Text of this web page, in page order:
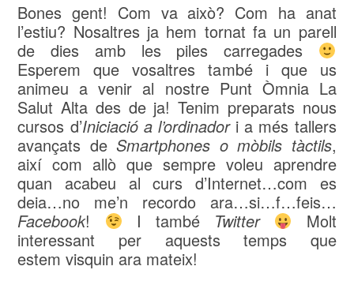
Bones gent! Com va això? Com ha anat
l’estiu? Nosaltres ja hem tornat fa un parell
de dies amb les piles carregades
Esperem que vosaltres també i que us
animeu a venir al nostre Punt Òmnia La
Salut Alta des de ja! Tenim preparats nous
cursos d’Iniciació a l’ordinadori a més tallers
avançats deSmartphones o mòbils tàctils,
així com allò que sempre voleu aprendre
quan acabeu al curs d’Internet…com es
deia…no me’n recordo ara…si…f…feis…
Facebook! I també Twitter
Molt
interessant per aquests temps que
estem visquin ara mateix!